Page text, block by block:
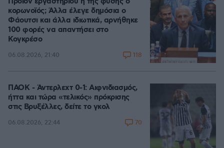
κορωνοϊός; Άλλα έλεγε δημόσια ο
Φάουτσι και άλλα ιδιωτικά, αρνήθηκε
100 φορές να απαντήσει στο
Κογκρέσο
06.08.2026, 21:40 118
ΠΑΟΚ - Άντερλεχτ 0-1: Αιφνιδιασμός,
ήττα και τώρα «τελικός» πρόκρισης
στις Βρυξέλλες, δείτε το γκολ
06.08.2026, 22:44 70